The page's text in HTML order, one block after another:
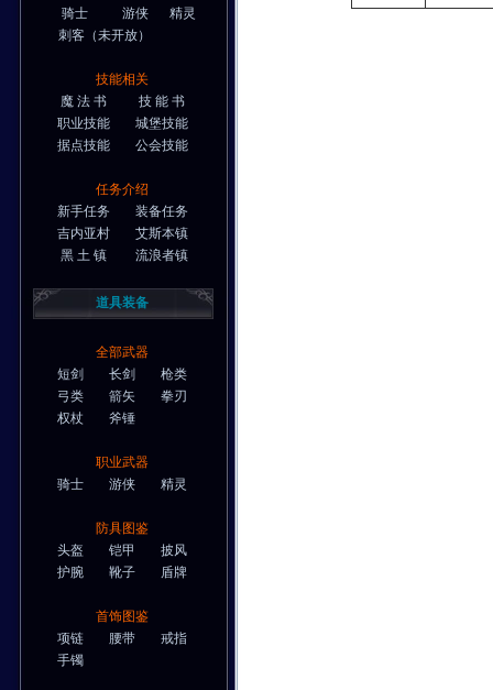
骑士
游侠
精灵
刺客 （未开放）
技能相关
魔 法 书
技 能 书
职业技能
城堡技能
据点技能
公会技能
任务介绍
新手任务
装备任务
吉内亚村
艾斯本镇
黑 土 镇
流浪者镇
道具装备
全部武器
短剑
长剑
枪类
弓类
箭矢
拳刃
权杖
斧锤
职业武器
骑士
游侠 精灵
防具图鉴
头盔
铠甲
披风
护腕
靴子 盾牌
首饰图鉴
项链
腰带
戒指
手镯